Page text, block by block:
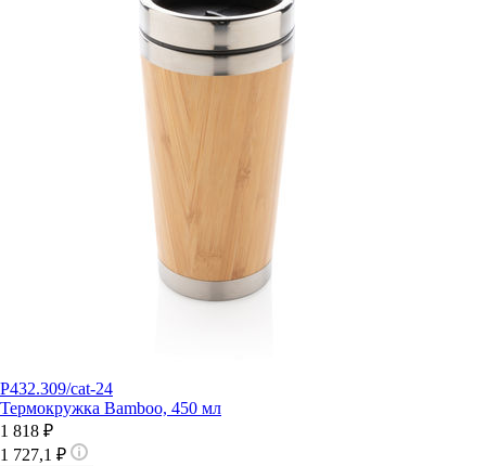
P432.309/cat-24
Термокружка Bamboo, 450 мл
1 818 ₽
1 727,1 ₽